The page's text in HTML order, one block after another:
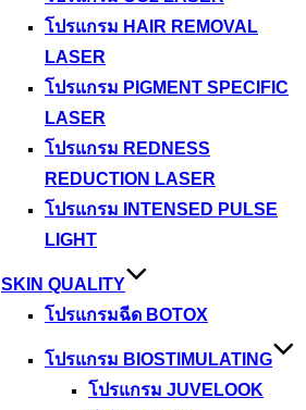
โปรแกรม HAIR REMOVAL
LASER
โปรแกรม PIGMENT SPECIFIC
LASER
โปรแกรม REDNESS
REDUCTION LASER
โปรแกรม INTENSED PULSE
LIGHT
SKIN QUALITY
โปรแกรมฉีด BOTOX
โปรแกรม BIOSTIMULATING
โปรแกรม JUVELOOK